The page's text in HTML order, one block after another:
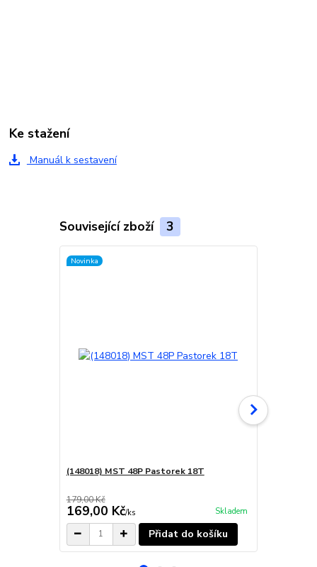
Ke stažení
Manuál k sestavení
Související zboží 3
Novinka
(148018) MST 48P Pastorek 18T
179,00 Kč
169,00 Kč/ks Skladem
Přidat do košíku